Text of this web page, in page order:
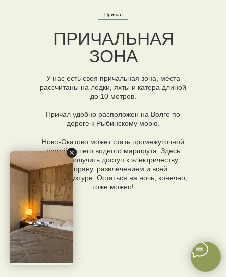
Причал
У нас есть своя причальная зона, места
рассчитаны на лодки, яхты и катера длиной
до 10 метров.
Причал удобно расположен на Волге по
дороге к Рыбинскому морю.
Ново-Окатово может стать промежуточной
точкой вашего водного маршрута. Здесь
можно получить доступ к электричеству,
ресторану, развлечением и всей
инфраструктуре. Остаться на ночь, конечно,
тоже можно!
ПРИЧАЛЬНАЯ
ЗОНА